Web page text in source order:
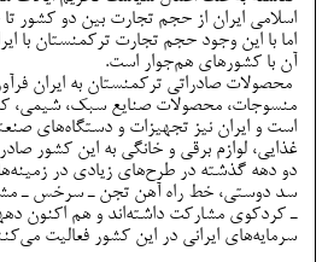
اسلامی ایران از حجم تجارت بین دو کشور
اما با این وجود حجم تجارت ترکمنستان با
آن با کشورهای هم‌جوار است.
محصولات صادراتی ترکمنستان به ایران
منسوجات، محصولات صنایع سبک، شیمی،
است و ایران نیز تجهیزات و دستگاه‌های
غذایی، لوازم برقی و خانگی به این کشور
دو دهه گذشته در طرح‌های زیادی در
سد دوستی، خط راه آهن تجن ـ سرخس ـ
ـ کردکوی مشارکت داشته‌اند و هم اکنون
سرمایه‌های ایرانی در این کشور فعالیت می‌کنند.